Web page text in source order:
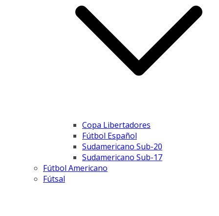
Copa Libertadores
Fútbol Español
Sudamericano Sub-20
Sudamericano Sub-17
Fútbol Americano
Fútsal